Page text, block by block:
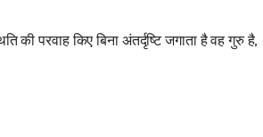
परवाह किए बिना अंतर्दृष्टि जगाता है वह गुरु है,